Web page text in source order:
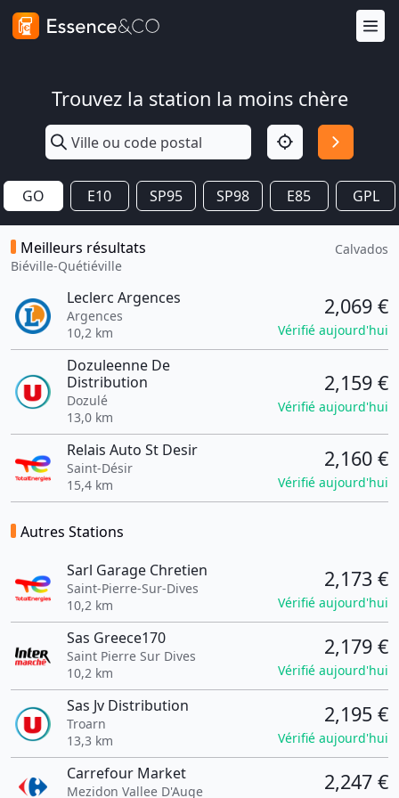
Trouvez la station la moins chère
GO E10 SP95 SP98 E85 GPL
Meilleurs résultats
Biéville-Quétiéville
Calvados
Leclerc Argences
Argences
10,2 km
2,069 €
Vérifié aujourd'hui
Dozuleenne De
Distribution
Dozulé
13,0 km
2,159 €
Vérifié aujourd'hui
Relais Auto St Desir
Saint-Désir
15,4 km
2,160 €
Vérifié aujourd'hui
Autres Stations
Sarl Garage Chretien
Saint-Pierre-Sur-Dives
10,2 km
2,173 €
Vérifié aujourd'hui
Sas Greece170
Saint Pierre Sur Dives
10,2 km
2,179 €
Vérifié aujourd'hui
Sas Jv Distribution
Troarn
13,3 km
2,195 €
Vérifié aujourd'hui
Carrefour Market
Mezidon Vallee D'Auge 2,247 €